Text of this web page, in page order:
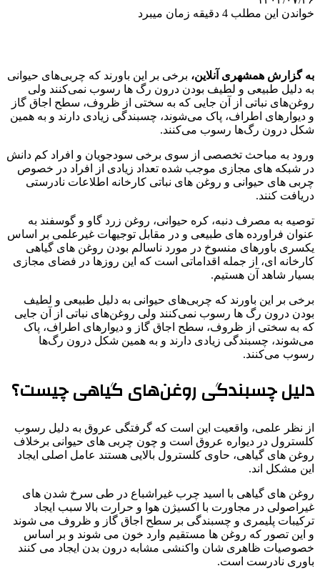
خواندن این مطلب 4 دقیقه زمان میبرد
به گزارش همشهری آنلاین،‌ برخی بر این باورند که چربی‌های حیوانی
به دلیل طبیعی و لطیف بودن درون رگ ها رسوب نمی‌کنند ولی
روغن‌های نباتی از آن جایی که به سختی از ظروف، سطح اجاق گاز
و دیوارهای اطراف، پاک می‌شوند، چسبندگی زیادی دارند و به همین
شکل درون رگ‌ها رسوب می‌کنند.
ورود به مباحث تخصصی از سوی برخی سودجویان و افراد کم دانش
در شبکه های مجازی موجب شده تعداد زیادی از افراد در خصوص
چربی های حیوانی و روغن های نباتی کارخانه اطلاعات نادرستی
دریافت کنند.
توصیه به مصرف دنبه، کره حیوانی، روغن زرد گاو و گوسفند به
عنوان فراورده های طبیعی و در مقابل توجیهات غیرعلمی بر اساس
یکسری باورهای منسوخ در مورد ناسالم بودن روغن های گیاهی
کارخانه ای، از جمله اقداماتی است که این روزها در فضای مجازی
بسیار شاهد آن هستیم.
برخی بر این باورند که چربی‌های حیوانی به دلیل طبیعی و لطیف
بودن درون رگ ها رسوب نمی‌کنند ولی روغن‌های نباتی از آن جایی
که به سختی از ظروف، سطح اجاق گاز و دیوارهای اطراف، پاک
می‌شوند، چسبندگی زیادی دارند و به همین شکل درون رگ‌ها
رسوب می‌کنند.
دلیل چسبندگی روغن‌های گیاهی چیست؟
از نظر علمی، واقعیت این است که گرفتگی عروق به دلیل رسوب
کلسترول در دیواره عروق است و چون چربی های حیوانی برخلاف
روغن های گیاهی، حاوی کلسترول بالایی هستند عامل اصلی ایجاد
این مشکل اند.
روغن های گیاهی با اسید چرب غیراشباع در طی سرخ شدن های
غیراصولی در مجاورت با اکسیژن هوا و حرارت بالا سبب ایجاد
ترکیبات پلیمری و چسبندگی بر سطح اجاق گاز و ظروف می شوند
و این تصور که روغن ها مستقیم وارد خون می شوند و بر اساس
خصوصیات ظاهری شان واکنشی مشابه درون بدن ایجاد می کنند
باوری نادرست است.